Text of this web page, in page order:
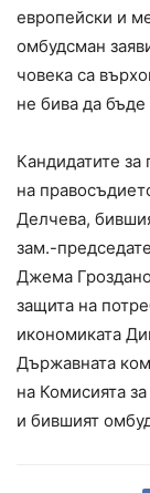
европейски и
омбудсман
човека са
не бива да бъде
Кандидатите
на
Делчева,
зам.-
Джема
защита на
икономиката
Държавната
на Комисията
и бившият